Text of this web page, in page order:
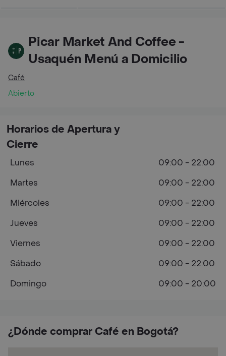
Picar Market And Coffee -
Usaquén Menú a Domicilio
Café
Abierto
¿Dónde comprar Café en Bogotá?
Horarios de Apertura y
Cierre
Lunes
09:00 - 22:00
Martes
09:00 - 22:00
Miércoles
09:00 - 22:00
Jueves
09:00 - 22:00
Viernes
09:00 - 22:00
Sábado
09:00 - 22:00
Domingo
09:00 - 20:00